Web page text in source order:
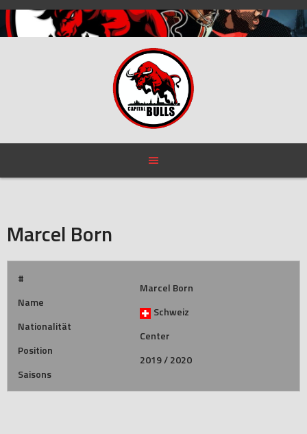
Skip
to
content
Marcel Born
#
Name
Marcel Born
Nationalität
Schweiz
Position
Center
Saisons
2019 / 2020